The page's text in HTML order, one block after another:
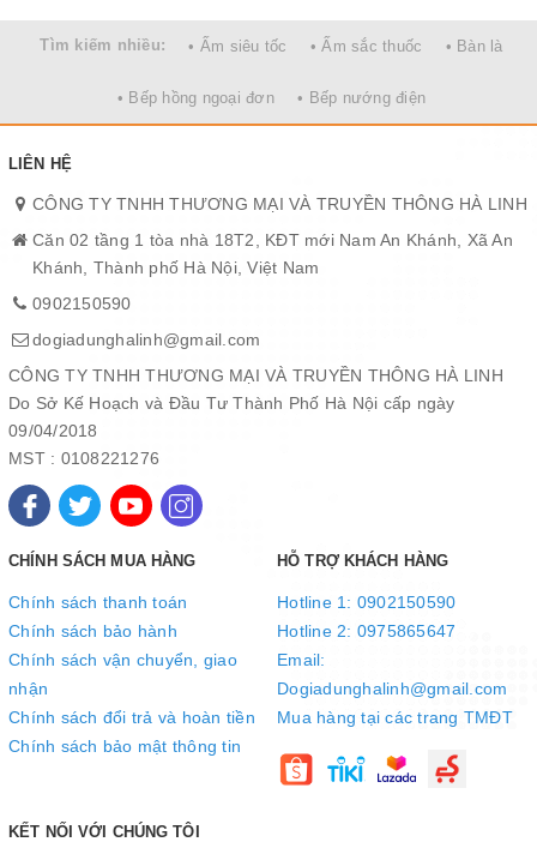
Máy lạnh có công suất là 1.5 HP phù hợp lắp đặt ở những căn
Tiết kiệm điện năng hiệu quả với chế độ Eco
Máy lạnh 2 chiều Casper được tích hợp chế độ Eco giúp tiết kiệm
điện năng tối ưu, ngoài tiết kiệm điện chế độ này còn giúp quá
trình làm lạnh nhanh hơn, vận hành êm ái hơn.
Tìm kiếm nhiều: • Ấm siêu tốc • Ấm sắc thuốc • Bàn là
• Bếp hồng ngoại đơn • Bếp nướng điện
LIÊN HỆ
CÔNG TY TNHH THƯƠNG MẠI VÀ TRUYỀN THÔNG HÀ LINH
Căn 02 tầng 1 tòa nhà 18T2, KĐT mới Nam An Khánh, Xã An
Khánh, Thành phố Hà Nội, Việt Nam
0902150590
dogiadunghalinh@gmail.com
CÔNG TY TNHH THƯƠNG MẠI VÀ TRUYỀN THÔNG HÀ LINH
Do Sở Kế Hoạch và Đầu Tư Thành Phố Hà Nội cấp ngày
09/04/2018
MST : 0108221276
CHÍNH SÁCH MUA HÀNG
Chính sách thanh toán
Chính sách bảo hành
Chính sách vận chuyển, giao
nhận
Chính sách đổi trả và hoàn tiền
Chính sách bảo mật thông tin
HỖ TRỢ KHÁCH HÀNG
Hotline 1: 0902150590
Hotline 2: 0975865647
Email:
Dogiadunghalinh@gmail.com
Mua hàng tại các trang TMĐT
KẾT NỐI VỚI CHÚNG TÔI